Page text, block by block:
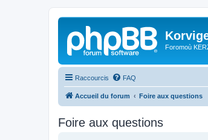
Foromoù
Raccourcis FAQ
Accueil du forum Foire aux questions
Foire aux questions